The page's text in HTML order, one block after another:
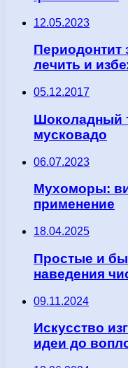
12.05.2023
Периодонтит
лечить и
05.12.2017
Шоколадный
мусковадо
06.07.2023
Мухоморы:
применение
18.04.2025
Простые и
наведения
09.11.2024
Искусство
идеи до